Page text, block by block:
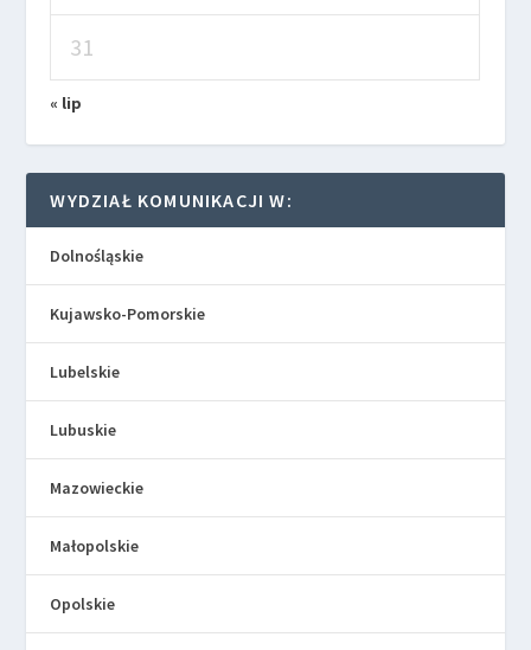
31
« lip
WYDZIAŁ KOMUNIKACJI W:
Dolnośląskie
Kujawsko-Pomorskie
Lubelskie
Lubuskie
Mazowieckie
Małopolskie
Opolskie